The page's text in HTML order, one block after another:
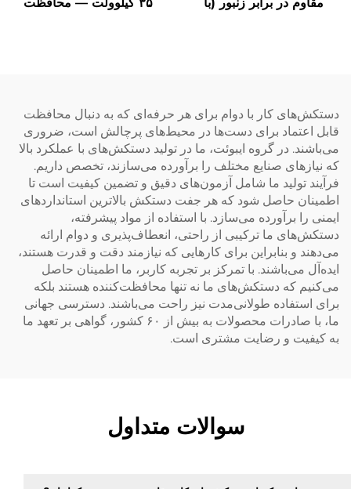
دستکش‌های کار با دوام برای هر حرفه‌ای که به دنبال محافظت
قابل اعتماد برای دست‌ها در محیط‌های پرچالش است، ضروری
می‌باشند. در گروه ایبوئت، ما در تولید دستکش‌های با عملکرد بالا
که نیازهای صنایع مختلف را برآورده می‌سازند، تخصص داریم.
فرآیند تولید ما شامل آزمون‌های دقیق و تضمین کیفیت است تا
اطمینان حاصل شود که هر جفت دستکش بالاترین استانداردهای
ایمنی را برآورده می‌سازد. با استفاده از مواد پیشرفته،
دستکش‌های ما ترکیبی از راحتی، انعطاف‌پذیری و دوام ارائه
می‌دهند و بنابراین برای کارهایی که نیازمند دقت و قدرت هستند،
ایده‌آل می‌باشند. با تمرکز بر تجربه کاربر، ما اطمینان حاصل
می‌کنیم که دستکش‌های ما نه تنها محافظت‌کننده هستند بلکه
برای استفاده طولانی‌مدت نیز راحت می‌باشند. دسترسی جهانی
ما، با صادرات محصولات به بیش از ۶۰ کشور، گواهی بر تعهد ما
به کیفیت و رضایت مشتری است.
سوالات متداول